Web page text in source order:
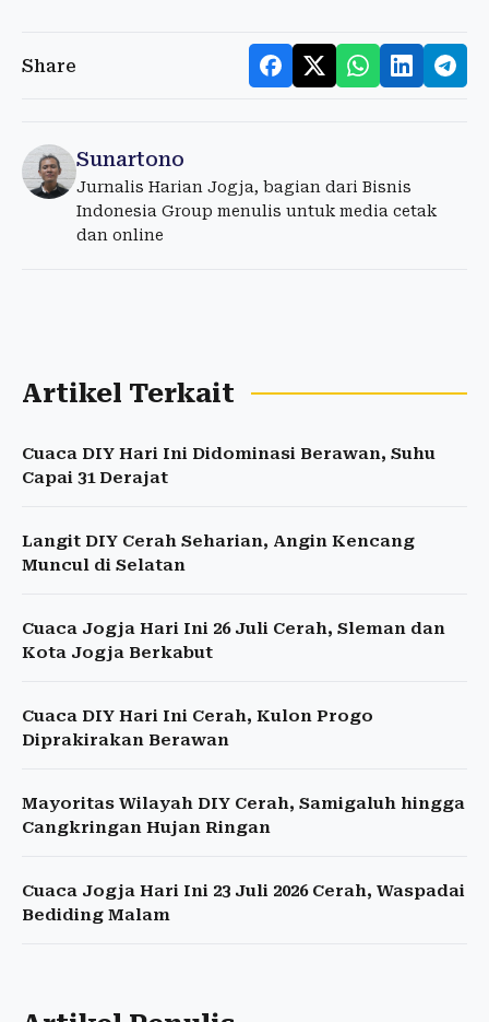
Share
Sunartono
Jurnalis Harian Jogja, bagian dari Bisnis
Indonesia Group menulis untuk media cetak
dan online
Artikel Terkait
Cuaca DIY Hari Ini Didominasi Berawan, Suhu
Capai 31 Derajat
Langit DIY Cerah Seharian, Angin Kencang
Muncul di Selatan
Cuaca Jogja Hari Ini 26 Juli Cerah, Sleman dan
Kota Jogja Berkabut
Cuaca DIY Hari Ini Cerah, Kulon Progo
Diprakirakan Berawan
Mayoritas Wilayah DIY Cerah, Samigaluh hingga
Cangkringan Hujan Ringan
Cuaca Jogja Hari Ini 23 Juli 2026 Cerah, Waspadai
Bediding Malam